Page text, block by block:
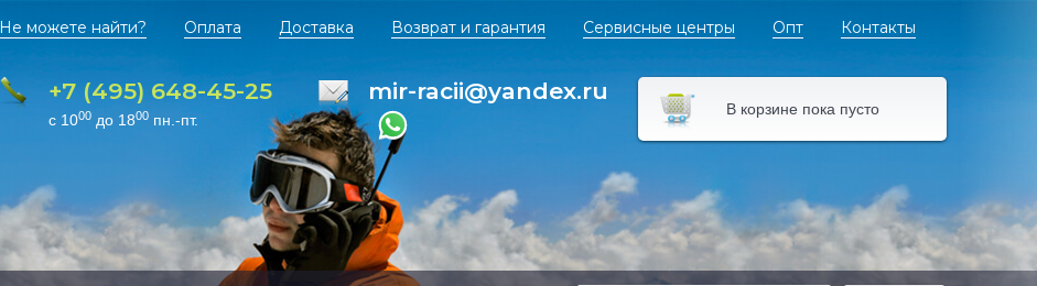
Не можете найти? Оплата Доставка Возврат и гарантия Сервисные центры Опт Контакты
+7 (495) 648-45-25
с 1000 до 1800 пн.-пт.
mir-racii@yandex.ru
В корзине пока пусто